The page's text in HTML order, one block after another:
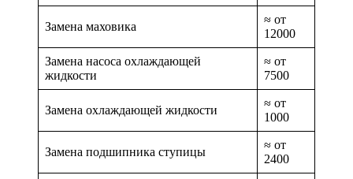
Замена маховика
≈ от
12000
Замена насоса охлаждающей
жидкости
≈ от
7500
Замена охлаждающей жидкости
≈ от
1000
Замена подшипника ступицы
≈ от
2400